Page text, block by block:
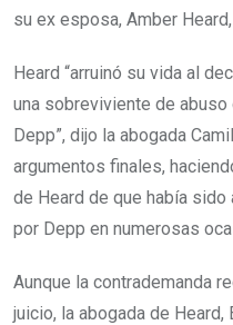
su ex esposa, Amber
Heard “arruinó su vida al
una sobreviviente de
Depp”, dijo la abogada
argumentos finales,
de Heard de que había
por Depp en numerosas
Aunque la contrademanda
juicio, la abogada de